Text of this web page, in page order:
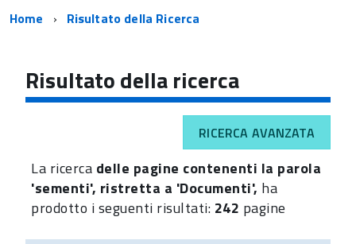
Percorso
navigazione
Home Risultato della Ricerca
Risultato della ricerca
RICERCA AVANZATA
La ricerca delle pagine contenenti la parola
'sementi', ristretta a 'Documenti', ha
prodotto i seguenti risultati: 242 pagine